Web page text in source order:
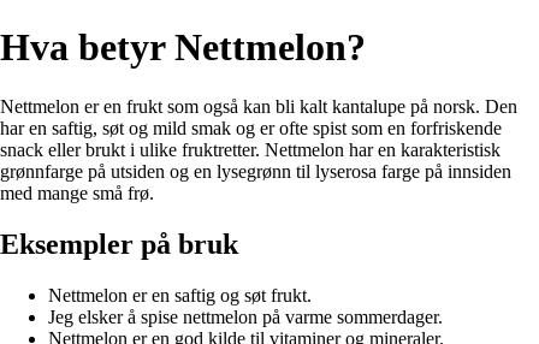
Hva betyr Nettmelon?
Nettmelon er en frukt som også kan bli kalt kantalupe på norsk. Den
har en saftig, søt og mild smak og er ofte spist som en forfriskende
snack eller brukt i ulike fruktretter. Nettmelon har en karakteristisk
grønnfarge på utsiden og en lysegrønn til lyserosa farge på innsiden
med mange små frø.
Eksempler på bruk
Nettmelon er en saftig og søt frukt.
Jeg elsker å spise nettmelon på varme sommerdager.
Nettmelon er en god kilde til vitaminer og mineraler.